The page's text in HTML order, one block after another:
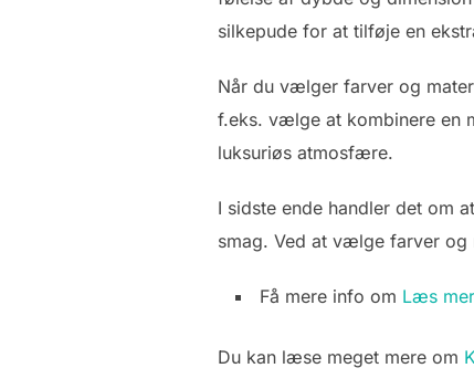
silkepude for at tilføje en
Når du vælger farver og
f.eks. vælge at kombinere en
luksuriøs atmosfære.
I sidste ende handler det om
smag. Ved at vælge farver og
Få mere info om Læs
Du kan læse meget mere om